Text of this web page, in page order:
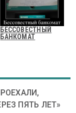
БЕССОВЕСТНЫЙ
БАНКОМАТ
ПЯТЬ ЛЕТ»